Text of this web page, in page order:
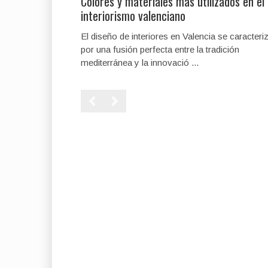
interiorismo valenciano
El diseño de interiores en Valencia se
por una fusión perfecta entre la tradición
mediterránea y la innovació ...